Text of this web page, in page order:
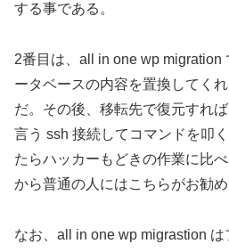
する事である。
2番目は、all in one wp migration
ータベースの内容を置換してく
だ。その後、移転先で復元すれ
言う ssh 接続してコマンドを叩
たらハッカーもどきの作業に比
から普通の人にはこちらがお勧め
なお、all in one wp migrastion